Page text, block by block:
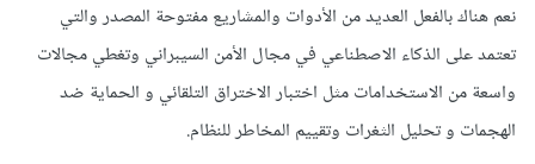
نعم هناك بالفعل العديد من الأدوات والمشاريع مفتوحة المصدر والتي
تعتمد على الذكاء الاصطناعي في مجال الأمن السيبراني وتغطي مجالات
واسعة من الاستخدامات مثل اختبار الاختراق التلقائي و الحماية ضد
الهجمات و تحليل الثغرات وتقييم المخاطر للنظام.